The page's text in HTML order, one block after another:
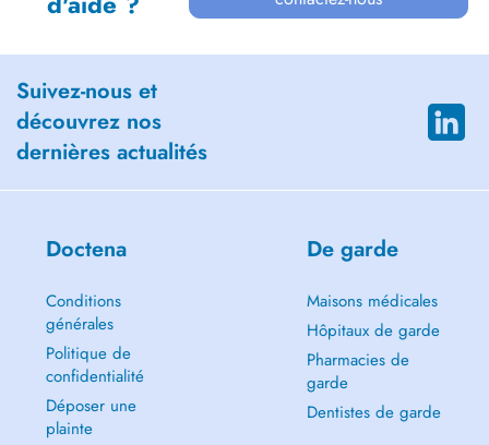
Suivez-nous et
découvrez nos
dernières actualités
Doctena
Conditions
générales
Politique de
confidentialité
Déposer une
plainte
De garde
Maisons médicales
Hôpitaux de garde
Pharmacies de
garde
Dentistes de garde